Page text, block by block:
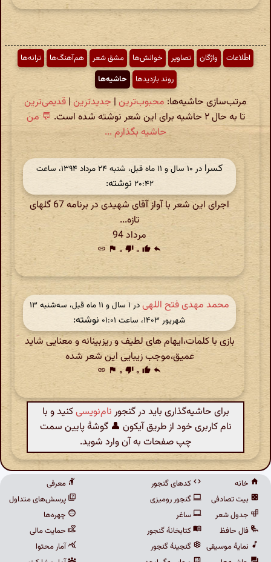
اطّلاعات واژگان تصاویر خوانش‌ها مشق شعر هم‌آهنگ‌ها
ترانه‌ها
روند بازدیدها
حاشیه‌ها
مرتب‌سازی حاشیه‌ها:محبوب‌ترین | جدیدترین | قدیمی‌ترین
تا به حال ۲ حاشیه برای این شعر نوشته شده است.
💬 من
حاشیه بگذارم ...
کسرا
در ‫۱۰ سال و ۱۱ ماه قبل، شنبه ۲۴ مرداد ۱۳۹۴، ساعت
۲۰:۴۲ نوشته:
اجرای این شعر با آواز آقای شهیدی در برنامه 67 گلهای
تازه...
مرداد 94
reply
thumb_up ۰ thumb_down ۰ flag
link
محمد مهدی فتح اللهی
در ‫۱ سال و ۱۱ ماه قبل، سه‌شنبه ۱۳
شهریور ۱۴۰۳، ساعت ۰۱:۰۱
نوشته:
بازی با کلمات،ایهام های لطیف و ریزبینانه و معنایی شاید
عمیق،موجب زیبایی این شعر شده
reply
thumb_up ۰ thumb_down ۰ flag
link
برای حاشیه‌گذاری باید در گنجور نام‌نویسیکنید و با
نام کاربری خود از طریق آیکون 👤 گوشهٔ پایین سمت
چپ صفحات به آن وارد شوید.
خانه
بیت تصادفی
جدول شعر
فال حافظ
نمایهٔ موسیقی
کدهای گنجور
گنجور رومیزی
ساغر
کتابخانهٔ گنجور
گنجینهٔ گنجور
معرفی
پرسش‌های متداول
چهره‌ها
حمایت مالی
آمار محتوا